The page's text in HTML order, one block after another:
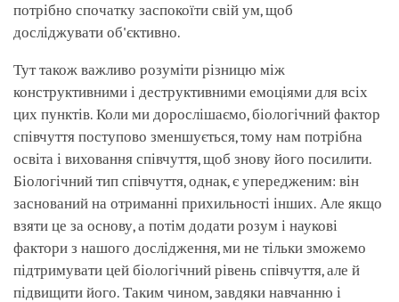
потрібно спочатку заспокоїти свій ум, щоб
досліджувати об'єктивно.
Тут також важливо розуміти різницю між
конструктивними і деструктивними емоціями для всіх
цих пунктів. Коли ми дорослішаємо, біологічний фактор
співчуття поступово зменшується, тому нам потрібна
освіта і виховання співчуття, щоб знову його посилити.
Біологічний тип співчуття, однак, є упередженим: він
заснований на отриманні прихильності інших. Але якщо
взяти це за основу, а потім додати розум і наукові
фактори з нашого дослідження, ми не тільки зможемо
підтримувати цей біологічний рівень співчуття, але й
підвищити його. Таким чином, завдяки навчанню і